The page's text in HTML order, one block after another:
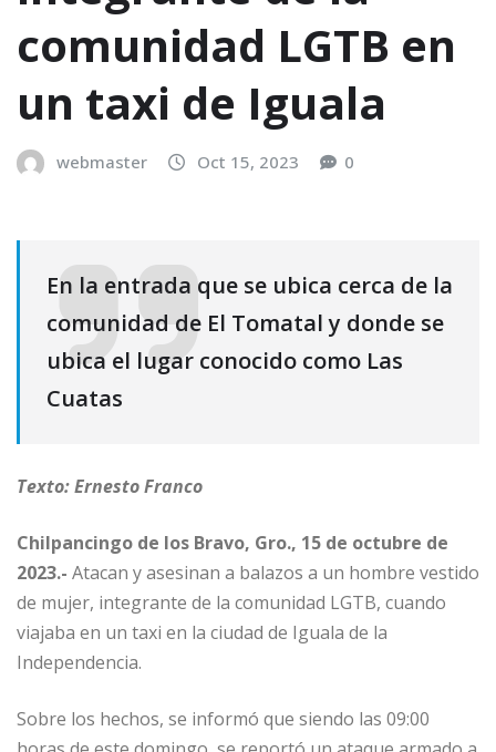
comunidad LGTB en
un taxi de Iguala
webmaster Oct 15, 2023 0
En la entrada que se ubica cerca de la
comunidad de El Tomatal y donde se
ubica el lugar conocido como Las
Cuatas
Texto: Ernesto Franco
Chilpancingo de los Bravo, Gro., 15 de octubre de
2023.- Atacan y asesinan a balazos a un hombre vestido
de mujer, integrante de la comunidad LGTB, cuando
viajaba en un taxi en la ciudad de Iguala de la
Independencia.
Sobre los hechos, se informó que siendo las 09:00